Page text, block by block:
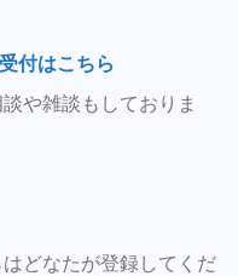
付はこちら
や雑談もしておりま
どなたが登録してくだ